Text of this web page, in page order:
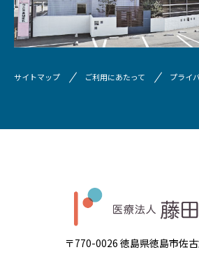
サイトマップ ご利用にあたって プライ
〒770-0026 徳島県徳島市佐